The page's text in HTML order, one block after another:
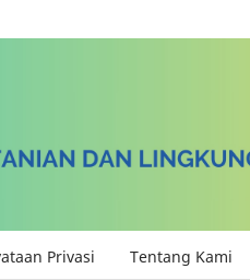
Privasi Tentang Kami